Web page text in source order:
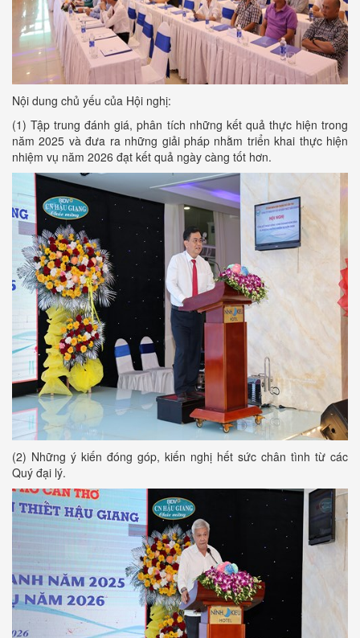
Nội dung chủ yếu của Hội nghị:
(1) Tập trung đánh giá, phân tích những kết quả thực hiện trong
năm 2025 và đưa ra những giải pháp nhằm triển khai thực hiện
nhiệm vụ năm 2026 đạt kết quả ngày càng tốt hơn.
(2) Những ý kiến đóng góp, kiến nghị hết sức chân tình từ các
Quý đại lý.